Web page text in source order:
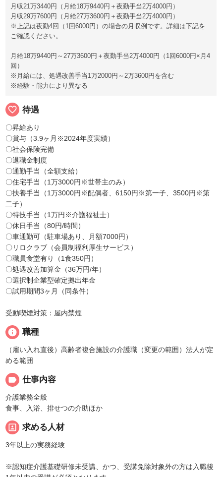
月収21万3440円（月給18万9440円＋夜勤手当2万4000円）
月収29万7600円（月給27万3600円＋夜勤手当2万4000円）
※上記は夜勤4回（1回6000円）の場合の月収例です。詳細は下記を
ご確認ください。
月給18万9440円～27万3600円＋夜勤手当2万4000円（1回6000円×月4
回）
※月給には、処遇改善手当1万2000円～2万3600円を含む
※経験・能力により異なる
favorite_border 待遇
〇昇給あり
〇賞与（3.9ヶ月※2024年度実績）
〇社会保険完備
〇退職金制度
〇通勤手当（全額支給）
〇住宅手当（1万3000円※世帯主のみ）
〇扶養手当（1万3000円※配偶者、6150円※第一子、3500円※第
二子）
〇特技手当（1万円※介護福祉士）
〇休日手当（80円/時間）
〇車通勤可（駐車場あり、月額7000円）
〇リロクラブ（会員制福利厚生サービス）
〇職員食堂有り（1食350円）
〇処遇改善加算金（36万円/年）
〇選択制企業型確定拠出年金
〇試用期間3ヶ月（同条件）
受動喫煙対策：屋内禁煙
info 職種
（雇い入れ直後）高齢者複合施設の介護職（変更の範囲）法人が定
める範囲
label 仕事内容
介護業務全般
食事、入浴、排せつの介助ほか
portrait 求める人材
3年以上の実務経験
※認知症介護基礎研修未受講、かつ、受講免除対象外の方は入職後